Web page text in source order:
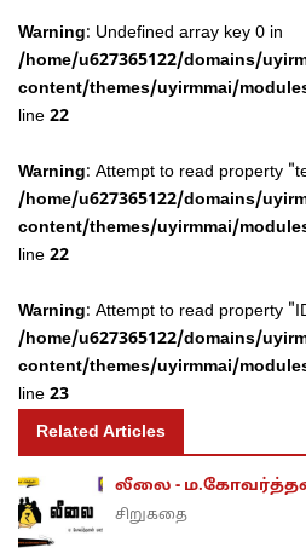
Warning: Undefined array key 0 in
/home/u627365122/domains/
content/themes/uyirmmai/
line 22
Warning: Attempt to read property
/home/u627365122/domains/
content/themes/uyirmmai/
line 22
Warning: Attempt to read property
/home/u627365122/domains/
content/themes/uyirmmai/
line 23
Related Articles
லீலை -
சிறுகதை